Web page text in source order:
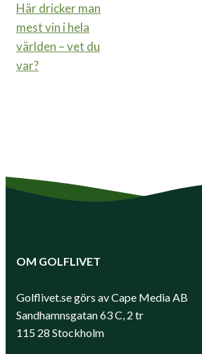
Här dricker man
mest vin i hela
världen – vet du
var?
OM GOLFLIVET
Golflivet.se görs av Cape Media AB
Sandhamnsgatan 63 C, 2 tr
115 28 Stockholm